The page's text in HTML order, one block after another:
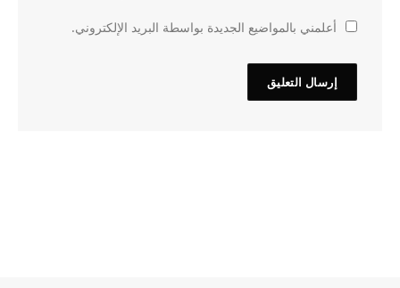
أعلمني بالمواضيع الجديدة بواسطة البريد الإلكتروني.